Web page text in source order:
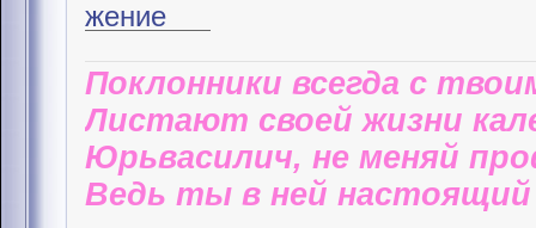
Поклонники всегда с
Листают своей жизни
Юрьвасилич, не меняй
Ведь ты в ней настоящий